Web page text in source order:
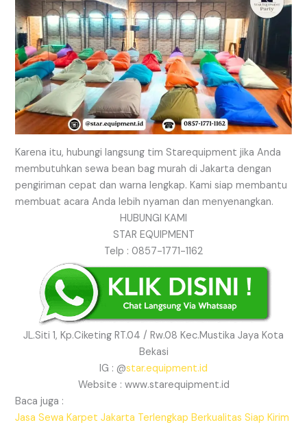
Karena itu, hubungi langsung tim Starequipment jika Anda
membutuhkan sewa bean bag murah di Jakarta dengan
pengiriman cepat dan warna lengkap. Kami siap membantu
membuat acara Anda lebih nyaman dan menyenangkan.
HUBUNGI KAMI
STAR EQUIPMENT
Telp : 0857-1771-1162
JL.Siti 1, Kp.Ciketing RT.04 / Rw.08 Kec.Mustika Jaya Kota
Bekasi
IG : @star.equipment.id
Website : www.starequipment.id
Baca juga :
Jasa Sewa Karpet Jakarta Terlengkap Berkualitas Siap Kirim